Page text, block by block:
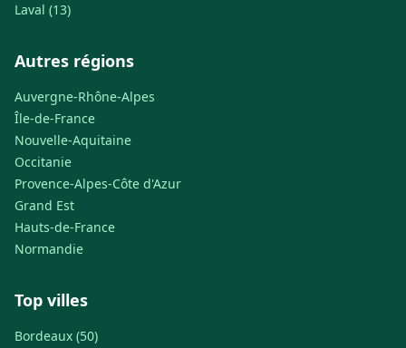
Laval (13)
Autres régions
Auvergne-Rhône-Alpes
Île-de-France
Nouvelle-Aquitaine
Occitanie
Provence-Alpes-Côte d'Azur
Grand Est
Hauts-de-France
Normandie
Top villes
Bordeaux (50)